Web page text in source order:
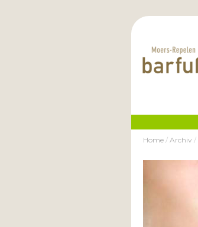
Home / Archiv /